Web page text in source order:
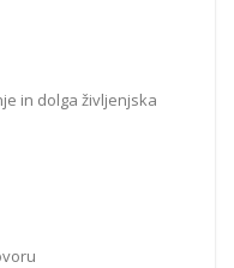
in dolga življenjska